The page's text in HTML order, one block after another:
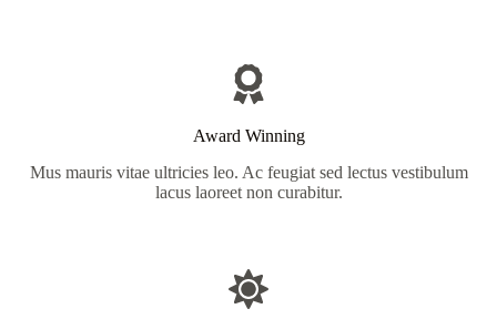
Award Winning
Mus mauris vitae ultricies leo. Ac feugiat sed lectus vestibulum
lacus laoreet non curabitur.